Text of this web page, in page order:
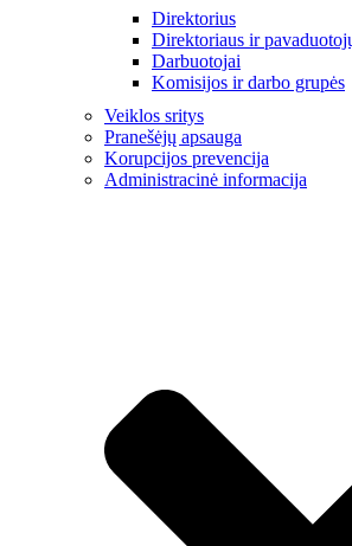
Direktorius
Direktoriaus ir
Darbuotojai
Komisijos ir darbo grupės
Veiklos sritys
Pranešėjų apsauga
Korupcijos prevencija
Administracinė informacija